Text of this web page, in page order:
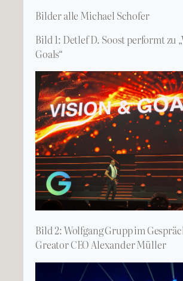
Bilder alle Michael Schofer
Bild 1: Detlef D. Soost performt zu
Goals“
Bild 2: Wolfgang Grupp im
Greator CEO Alexander Müller